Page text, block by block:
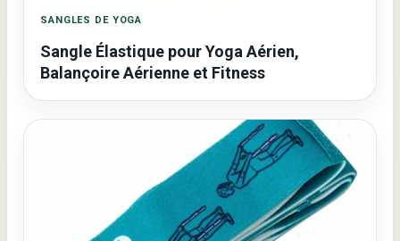
SANGLES DE YOGA
Sangle Élastique pour Yoga Aérien,
Balançoire Aérienne et Fitness